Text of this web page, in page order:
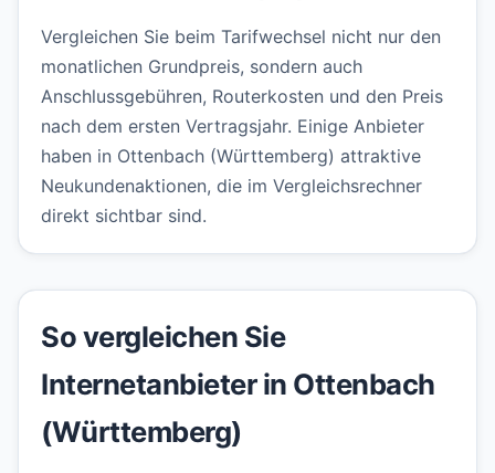
Vergleichen Sie beim Tarifwechsel nicht nur den
monatlichen Grundpreis, sondern auch
Anschlussgebühren, Routerkosten und den Preis
nach dem ersten Vertragsjahr. Einige Anbieter
haben in Ottenbach (Württemberg) attraktive
Neukundenaktionen, die im Vergleichsrechner
direkt sichtbar sind.
So vergleichen Sie
Internetanbieter in Ottenbach
(Württemberg)